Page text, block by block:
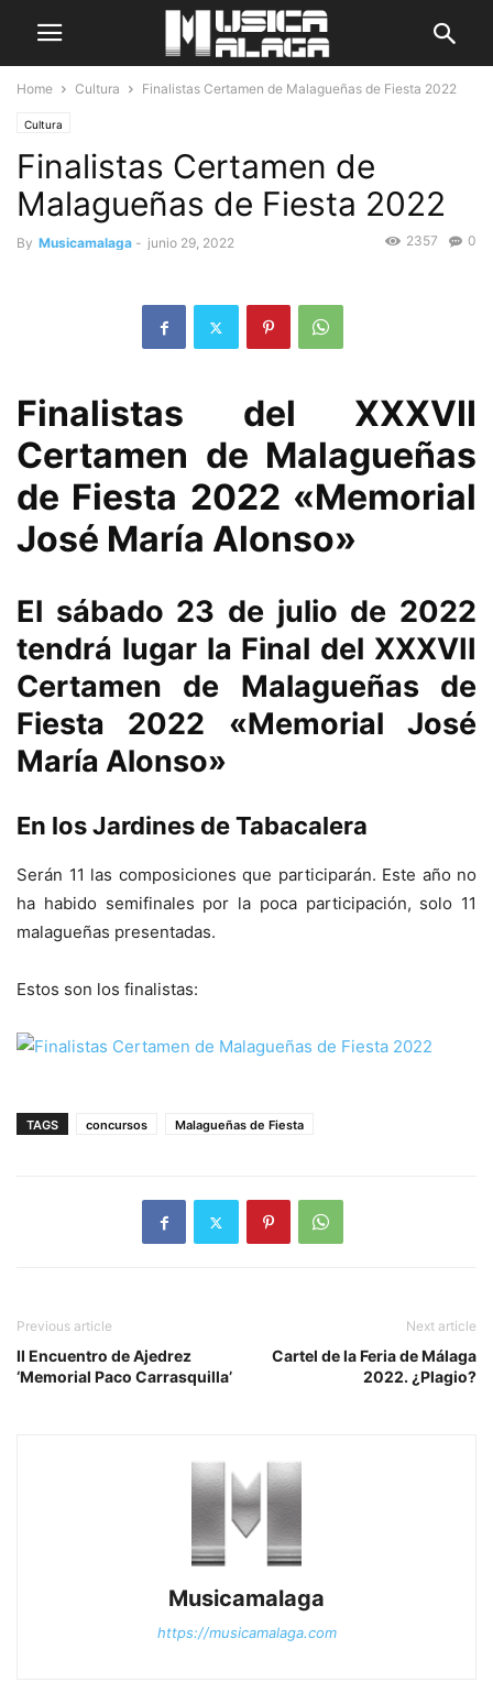
Home Cultura Finalistas Certamen de Malagueñas de Fiesta 2022
Cultura
Finalistas Certamen de
Malagueñas de Fiesta 2022
By Musicamalaga - junio 29, 2022 0
2357
Finalistas del XXXVII
Certamen de Malagueñas
de Fiesta 2022 «Memorial
José María Alonso»
El sábado 23 de julio de 2022
tendrá lugar la Final del XXXVII
Certamen de Malagueñas de
Fiesta 2022 «Memorial José
María Alonso»
En los Jardines de Tabacalera
Serán 11 las composiciones que participarán. Este año no
ha habido semifinales por la poca participación, solo 11
malagueñas presentadas.
Estos son los finalistas:
TAGS concursos Malagueñas de Fiesta
Previous article
II Encuentro de Ajedrez
‘Memorial Paco Carrasquilla’
Next article
Cartel de la Feria de Málaga
2022. ¿Plagio?
Musicamalaga
https://musicamalaga.com